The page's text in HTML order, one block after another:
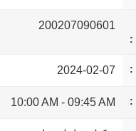
200207090601
2024-02-07
09:45 AM
-
10:00 AM